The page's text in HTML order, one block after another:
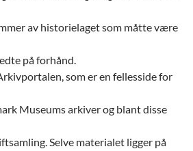
av historielaget som måtte være
på forhånd.
som er en fellesside for
Museums arkiver og blant disse
Selve materialet ligger på